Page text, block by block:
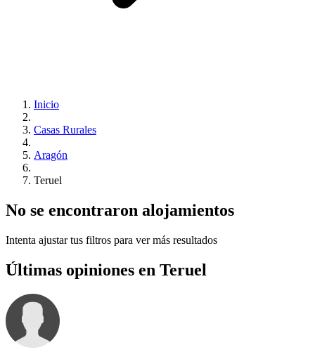
Inicio
Casas Rurales
Aragón
Teruel
No se encontraron alojamientos
Intenta ajustar tus filtros para ver más resultados
Últimas opiniones en Teruel